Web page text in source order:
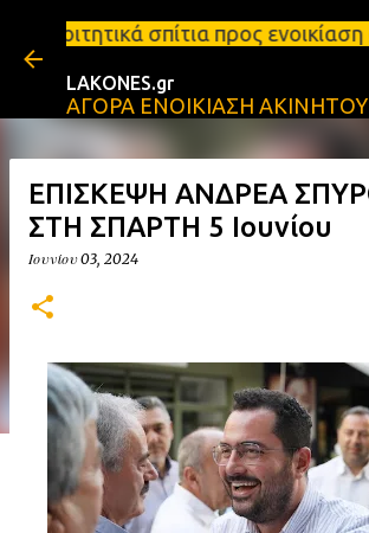
Μετάβαση στο κύριο
προς ενοικίαση στη Σπάρτη
LAKONES.gr
ΑΓΟΡΑ ΕΝΟΙΚΙΑΣΗ ΑΚΙΝΗΤΟΥ
ΕΠΙΣΚΕΨΗ ΑΝΔΡΕΑ
ΣΤΗ ΣΠΑΡΤΗ 5 Ιουνίου
Ιουνίου 03, 2024